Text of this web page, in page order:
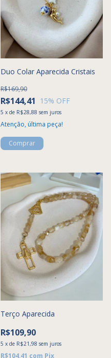
Duo Colar Aparecida Cristais
R$144,41
R$169,90
15% OFF
5 x de R$28,88 sem juros
Atenção, última peça!
Terço Aparecida
R$109,90
5 x de R$21,98 sem juros
R$104,41 com Pix